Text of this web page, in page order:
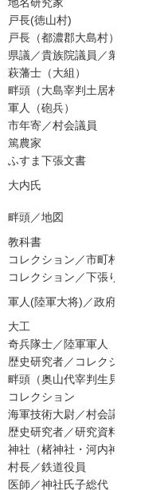
戸長(徳山村)
戸長（都濃郡大島村）
県議／貴族院議員／衆議院議員
萩藩士（大組）
畔頭（大島宰判土居村）／副戸
軍人（砲兵）
市年寄／村会議員
篤農家
ふすま下張文書
大内氏
畔頭／地図
教科書
コレクション／市町村役場文書
コレクション／下張り文書
軍人(陸軍大将)／政府高官（内
大工
奇兵隊士／陸軍軍人
歴史研究者／コレクション
畔頭（奥山代宰判生見村）
コレクション
海軍技術大尉／村会議員（右
歴史研究者／研究資料／コレク
神社（楮神社・河内神社）
村長／鉄道役員
医師／神社氏子総代（山口市仁